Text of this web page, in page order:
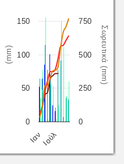
(mm) Σωρευτικά (mm)
Ιαν Ιούλ
0
50
100
150
0
250
500
750